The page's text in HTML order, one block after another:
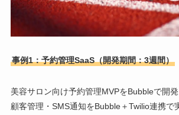
事例1：予約管理SaaS（開発期間：3週間）
美容サロン向け予約管理MVPをBubbleで開
顧客管理・SMS通知をBubble＋Twilio連携で